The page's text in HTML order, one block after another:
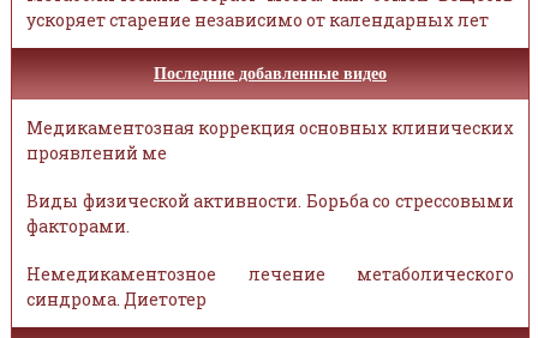
ускоряет старение независимо от календарных лет
Последние добавленные видео
Медикаментозная коррекция основных клинических
проявлений ме
Виды физической активности. Борьба со стрессовыми
факторами.
Немедикаментозное лечение метаболического
синдрома. Диетотер